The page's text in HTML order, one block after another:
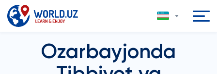
Ozarbayjonda